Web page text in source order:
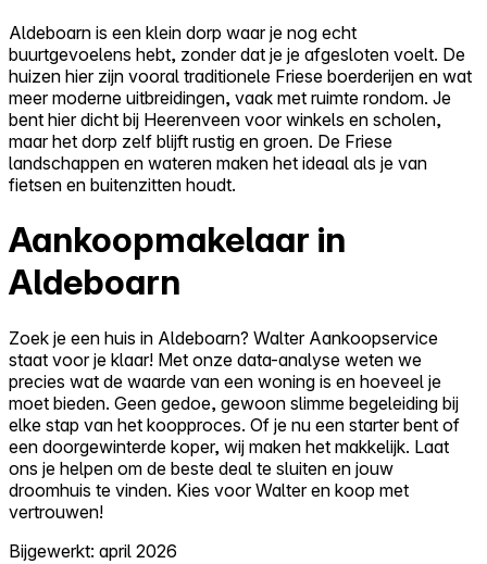
Aldeboarn is een klein dorp waar je nog echt
buurtgevoelens hebt, zonder dat je je afgesloten voelt. De
huizen hier zijn vooral traditionele Friese boerderijen en wat
meer moderne uitbreidingen, vaak met ruimte rondom. Je
bent hier dicht bij Heerenveen voor winkels en scholen,
maar het dorp zelf blijft rustig en groen. De Friese
landschappen en wateren maken het ideaal als je van
fietsen en buitenzitten houdt.
Aankoopmakelaar in
Aldeboarn
Zoek je een huis in Aldeboarn? Walter Aankoopservice
staat voor je klaar! Met onze data-analyse weten we
precies wat de waarde van een woning is en hoeveel je
moet bieden. Geen gedoe, gewoon slimme begeleiding bij
elke stap van het koopproces. Of je nu een starter bent of
een doorgewinterde koper, wij maken het makkelijk. Laat
ons je helpen om de beste deal te sluiten en jouw
droomhuis te vinden. Kies voor Walter en koop met
vertrouwen!
Bijgewerkt: april 2026